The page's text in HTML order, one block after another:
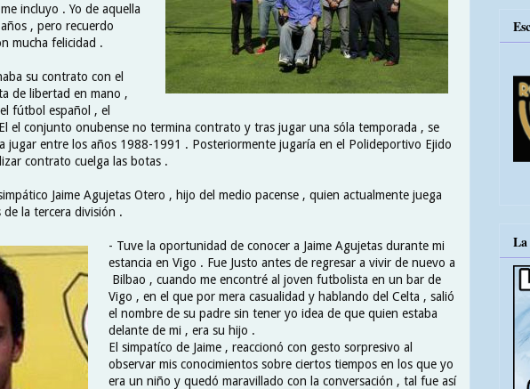
incluyo . Yo de aquella
, pero recuerdo
mucha felicidad .
su contrato con el
de libertad en mano ,
fútbol español , el
el conjunto onubense no termina contrato y tras jugar una sóla temporada , se
jugar entre los años 1988-1991 . Posteriormente jugaría en el Polideportivo Ejido
contrato cuelga las botas .
Jaime Agujetas Otero , hijo del medio pacense , quien actualmente juega
la tercera división .
- Tuve la oportunidad de conocer a Jaime Agujetas durante mi
estancia en Vigo . Fue Justo antes de regresar a vivir de nuevo a
Bilbao , cuando me encontré al joven futbolista en un bar de
Vigo , en el que por mera casualidad y hablando del Celta , salió
el nombre de su padre sin tener yo idea de que quien estaba
delante de mi , era su hijo .
El simpatíco de Jaime , reaccionó con gesto sorpresivo al
observar mis conocimientos sobre ciertos tiempos en los que yo
era un niño y quedó maravillado con la conversación , tal fue así
La